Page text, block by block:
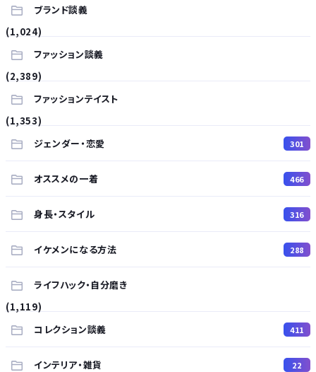
ブランド談義
(1,024)
ファッション談義
(2,389)
ファッションテイスト
(1,353)
ジェンダー・恋愛
301
オススメの一着 466
身長・スタイル 316
イケメンになる方法 288
ライフハック・自分磨き
(1,119)
コレクション談義
411
インテリア・雑貨 22